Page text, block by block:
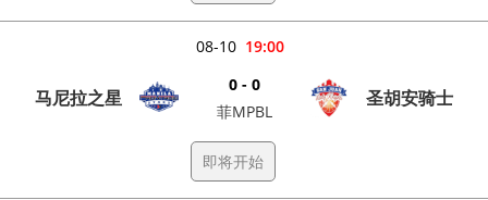
19:00
08-10
马尼拉之星
0 - 0
菲MPBL
圣胡安骑士
即将开始